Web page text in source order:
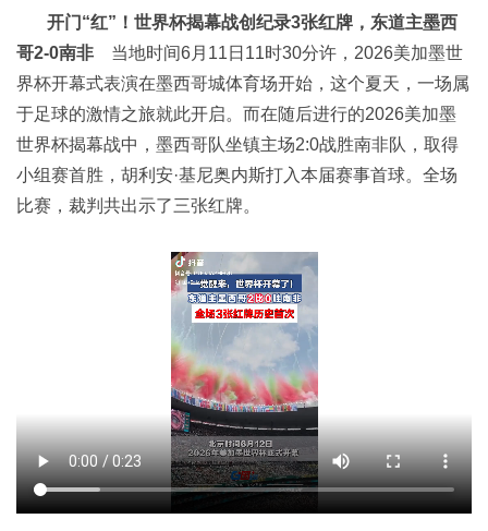
开门“红”！世界杯揭幕战创纪录3张红牌，东道主墨西
哥2-0南非 当地时间6月11日11时30分许，2026美加墨世
界杯开幕式表演在墨西哥城体育场开始，这个夏天，一场属
于足球的激情之旅就此开启。而在随后进行的2026美加墨
世界杯揭幕战中，墨西哥队坐镇主场2:0战胜南非队，取得
小组赛首胜，胡利安·基尼奥内斯打入本届赛事首球。 全场
比赛，裁判共出示了三张红牌。